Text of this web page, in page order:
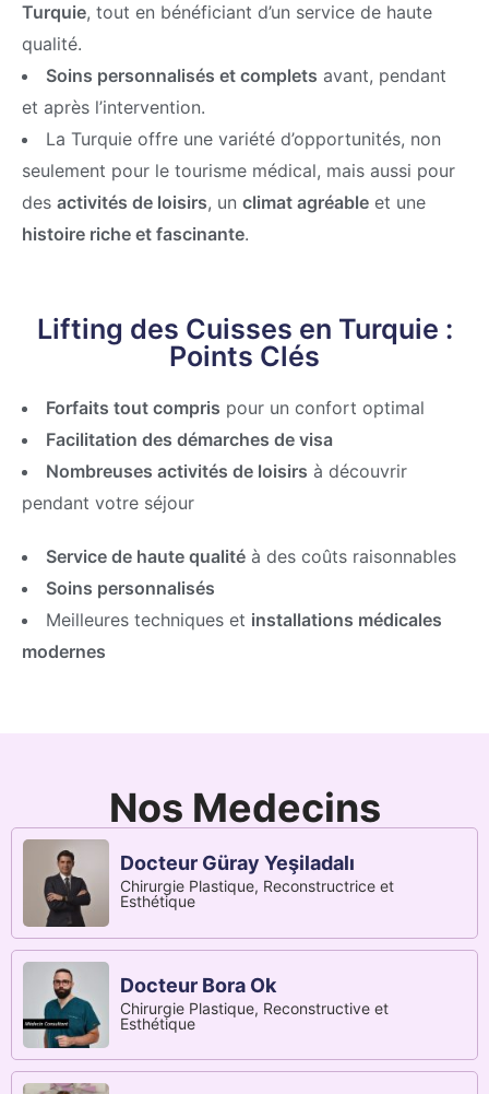
Turquie, tout en bénéficiant d’un service de haute
qualité.
Soins personnalisés et complets avant, pendant
et après l’intervention.
La Turquie offre une variété d’opportunités, non
seulement pour le tourisme médical, mais aussi pour
des activités de loisirs, un climat agréable et une
histoire riche et fascinante.
Lifting des Cuisses en Turquie :
Points Clés
Service de haute qualité à des coûts raisonnables
Soins personnalisés
Meilleures techniques et installations médicales
modernes
Forfaits tout compris pour un confort optimal
Facilitation des démarches de visa
Nombreuses activités de loisirs à découvrir
pendant votre séjour
Nos Medecins
Docteur Güray Yeşiladalı
Chirurgie Plastique, Reconstructrice et
Esthétique
Docteur Bora Ok
Chirurgie Plastique, Reconstructive et
Esthétique